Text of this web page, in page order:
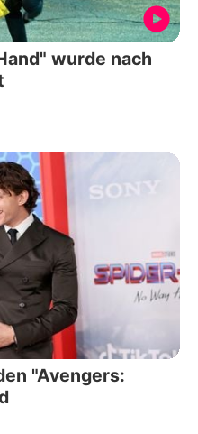
wurde nach
"Avengers: